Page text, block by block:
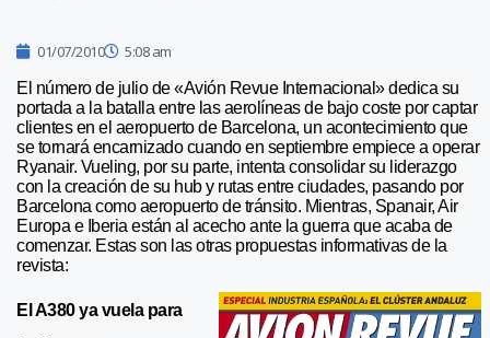
01/07/2010 5:08 am
El número de julio de «Avión Revue Internacional» dedica su
portada a la batalla entre las aerolíneas de bajo coste por captar
clientes en el aeropuerto de Barcelona, un acontecimiento que
se tornará encarnizado cuando en septiembre empiece a operar
Ryanair. Vueling, por su parte, intenta consolidar su liderazgo
con la creación de su hub y rutas entre ciudades, pasando por
Barcelona como aeropuerto de tránsito. Mientras, Spanair, Air
Europa e Iberia están al acecho ante la guerra que acaba de
comenzar. Estas son las otras propuestas informativas de la
revista:
El A380 ya vuela para